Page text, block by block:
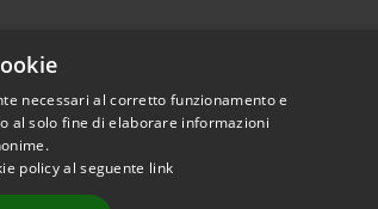
necessari al corretto funzionamento e
al solo fine di elaborare informazioni
policy al seguente link